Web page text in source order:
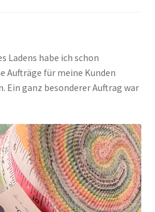
Ladens habe ich schon
Aufträge für meine Kunden
Ein ganz besonderer Auftrag war